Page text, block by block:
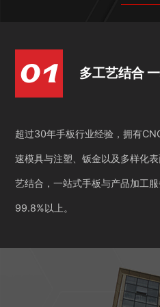
多工艺结合
超过30年手板行业经验，拥有
速模具与注塑、钣金以及多样化
艺结合，一站式手板与产品加工
99.8%以上。